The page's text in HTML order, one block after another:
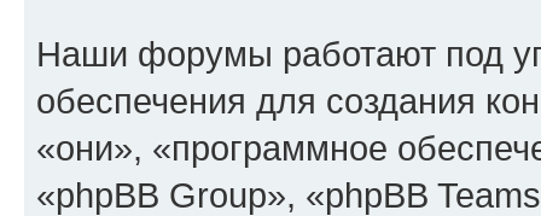
Наши форумы работают под
обеспечения для создания
«они», «программное
«phpBB Group», «phpBB